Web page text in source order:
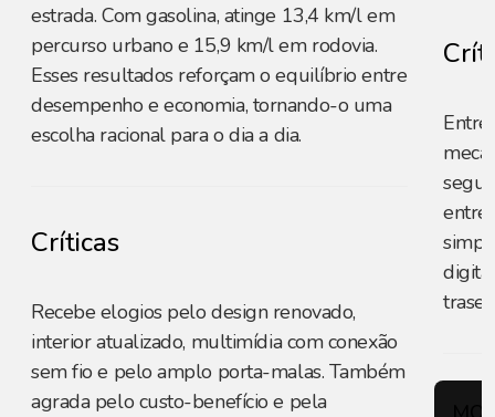
estrada. Com gasolina, atinge 13,4 km/l em
percurso urbano e 15,9 km/l em rodovia.
Esses resultados reforçam o equilíbrio entre
desempenho e economia, tornando-o uma
escolha racional para o dia a dia.
Críticas
Recebe elogios pelo design renovado,
interior atualizado, multimídia com conexão
sem fio e pelo amplo porta-malas. Também
agrada pelo custo-benefício e pela
Entre
entre